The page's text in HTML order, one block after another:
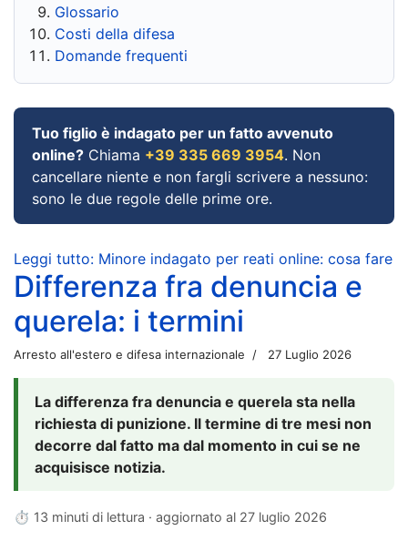
Glossario
Costi della difesa
Domande frequenti
Tuo figlio è indagato per un fatto avvenuto
online? Chiama +39 335 669 3954. Non
cancellare niente e non fargli scrivere a nessuno:
sono le due regole delle prime ore.
Leggi tutto: Minore indagato per reati online: cosa fare
Differenza fra denuncia e
querela: i termini
Arresto all'estero e difesa internazionale 27 Luglio 2026
La differenza fra denuncia e querela sta nella
richiesta di punizione. Il termine di tre mesi non
decorre dal fatto ma dal momento in cui se ne
acquisisce notizia.
⏱ 13 minuti di lettura · aggiornato al 27 luglio 2026